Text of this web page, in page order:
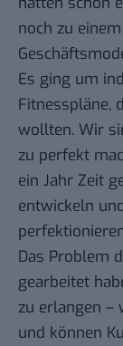
noch zu
Es ging um
Fitnesspläne,
wollten. Wir
zu perfekt
ein Jahr Zeit
entwickeln
Das Problem
gearbeitet
zu erlangen –
und können